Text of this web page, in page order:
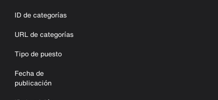
ID de categorías
URL de categorías
Tipo de puesto
Fecha de
publicación